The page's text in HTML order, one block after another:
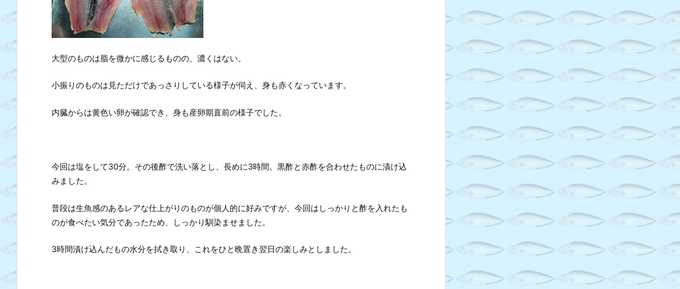
大型のものは脂を微かに感じるものの、濃くはない。
小振りのものは見ただけであっさりしている様子が伺え、身も赤くなっています。
内臓からは黄色い卵が確認でき、身も産卵期直前の様子でした。
今回は塩をして30分。その後酢で洗い落とし、長めに3時間。黒酢と赤酢を合わせたものに漬け込
みました。
普段は生魚感のあるレアな仕上がりのものが個人的に好みですが、今回はしっかりと酢を入れたも
のが食べたい気分であったため、しっかり馴染ませました。
3時間漬け込んだもの水分を拭き取り、これをひと晩置き翌日の楽しみとしました。